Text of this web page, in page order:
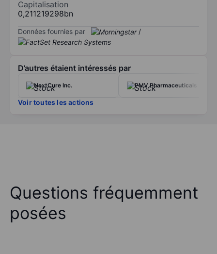
Capitalisation
0,211219298bn
Données fournies par /
D’autres étaient intéressés par
NextCure Inc. PMV Pharmaceuticals Inc.
Voir toutes les actions
Questions fréquemment
posées